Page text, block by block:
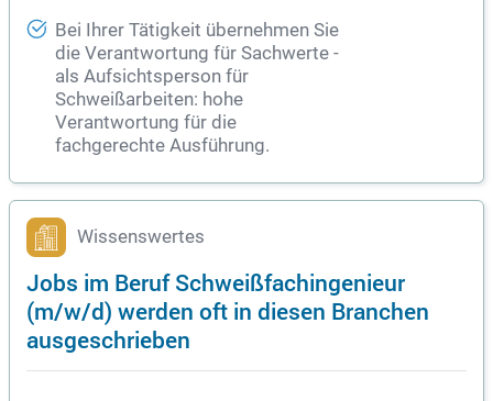
Bei Ihrer Tätigkeit übernehmen Sie
die Verantwortung für Sachwerte -
als Aufsichtsperson für
Schweißarbeiten: hohe
Verantwortung für die
fachgerechte Ausführung.
Wissenswertes
Jobs im Beruf Schweißfachingenieur
(m/w/d) werden oft in diesen Branchen
ausgeschrieben